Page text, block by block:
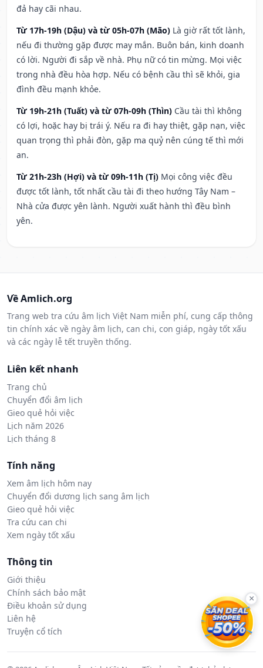
đả hay cãi nhau.
Từ 17h-19h (Dậu) và từ 05h-07h (Mão) Là giờ rất tốt lành,
nếu đi thường gặp được may mắn. Buôn bán, kinh doanh
có lời. Người đi sắp về nhà. Phụ nữ có tin mừng. Mọi việc
trong nhà đều hòa hợp. Nếu có bệnh cầu thì sẽ khỏi, gia
đình đều mạnh khỏe.
Từ 19h-21h (Tuất) và từ 07h-09h (Thìn) Cầu tài thì không
có lợi, hoặc hay bị trái ý. Nếu ra đi hay thiệt, gặp nạn, việc
quan trọng thì phải đòn, gặp ma quỷ nên cúng tế thì mới
an.
Từ 21h-23h (Hợi) và từ 09h-11h (Tị) Mọi công việc đều
được tốt lành, tốt nhất cầu tài đi theo hướng Tây Nam –
Nhà cửa được yên lành. Người xuất hành thì đều bình
yên.
Về Amlich.org
Trang web tra cứu âm lịch Việt Nam miễn phí, cung cấp thông
tin chính xác về ngày âm lịch, can chi, con giáp, ngày tốt xấu
và các ngày lễ tết truyền thống.
Liên kết nhanh
Trang chủ
Chuyển đổi âm lịch
Gieo quẻ hỏi việc
Lịch năm 2026
Lịch tháng 8
Tính năng
Xem âm lịch hôm nay
Chuyển đổi dương lịch sang âm lịch
Gieo quẻ hỏi việc
Tra cứu can chi
Xem ngày tốt xấu
Thông tin
Giới thiệu
Chính sách bảo mật
Điều khoản sử dụng
Liên hệ
Truyện cổ tích
×